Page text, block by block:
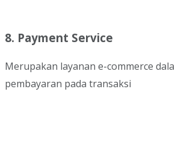
8. Payment Service
Merupakan layanan e-commerce
pembayaran pada transaksi